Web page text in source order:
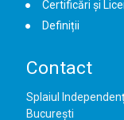
Certificări și
Definiții
Contact
Splaiul
București